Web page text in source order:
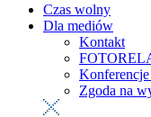
Czas wolny
Dla mediów
Kontakt
Zgoda na